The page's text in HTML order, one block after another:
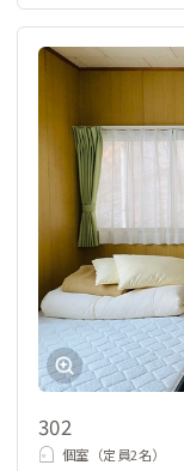
302
個室（定員2名）